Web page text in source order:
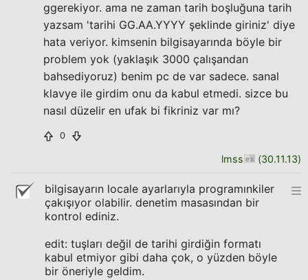
ggerekiyor. ama ne zaman tarih boşluğuna tarih
yazsam 'tarihi GG.AA.YYYY şeklinde giriniz' diye
hata veriyor. kimsenin bilgisayarında böyle bir
problem yok (yaklaşık 3000 çalışandan
bahsediyoruz) benim pc de var sadece. sanal
klavye ile girdim onu da kabul etmedi. sizce bu
nasıl düzelir en ufak bi fikriniz var mı?
0
lmss (30.11.13)
bilgisayarın locale ayarlarıyla programınkiler
çakışıyor olabilir. denetim masasından bir
kontrol ediniz.
edit: tuşları değil de tarihi girdiğin formatı
kabul etmiyor gibi daha çok, o yüzden böyle
bir öneriyle geldim.